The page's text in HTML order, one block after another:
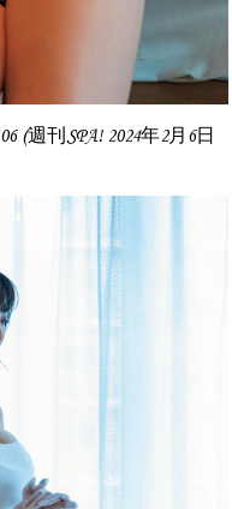
(週刊SPA! 2024年2月6日